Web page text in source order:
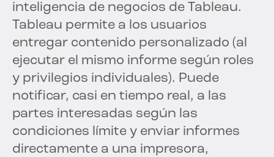
inteligencia de negocios de Tableau.
Tableau permite a los usuarios
entregar contenido personalizado (al
ejecutar el mismo informe según roles
y privilegios individuales). Puede
notificar, casi en tiempo real, a las
partes interesadas según las
condiciones límite y enviar informes
directamente a una impresora,